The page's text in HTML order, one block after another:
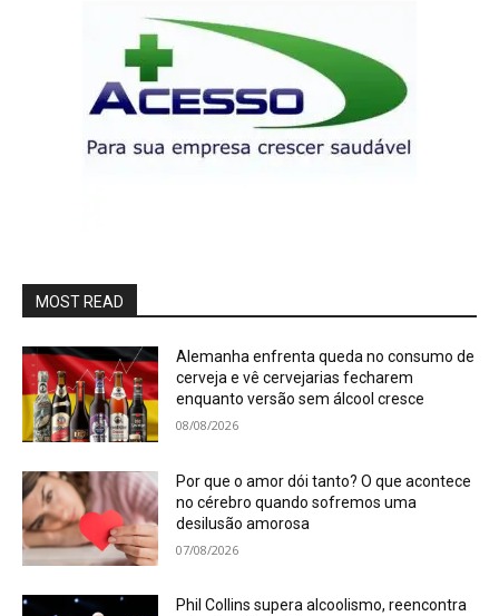
MOST READ
Alemanha enfrenta queda no consumo de
cerveja e vê cervejarias fecharem
enquanto versão sem álcool cresce
08/08/2026
Por que o amor dói tanto? O que acontece
no cérebro quando sofremos uma
desilusão amorosa
07/08/2026
Phil Collins supera alcoolismo, reencontra